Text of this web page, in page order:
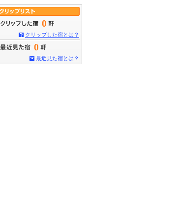
0
クリップした宿とは？
0
最近見た宿とは？